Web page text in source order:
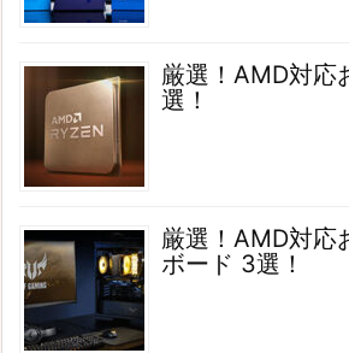
厳選！AMD対応
選！
厳選！AMD対応
ボード 3選！